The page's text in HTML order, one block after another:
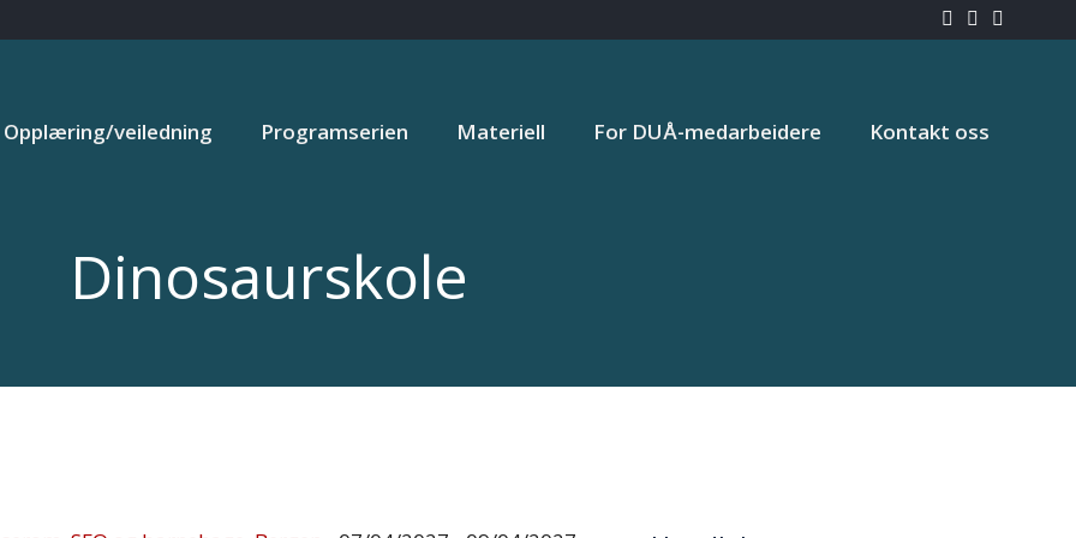
Opplæring/veiledning Programserien Materiell For DUÅ-medarbeidere Kontakt oss
Dinosaurskole